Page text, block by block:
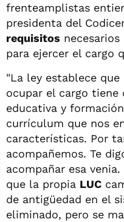
frenteamplistas
presidenta del
requisitos
para ejercer el cargo
"La ley establece que
ocupar el cargo
educativa y
currículum que nos
características. Por
acompañemos. Te
acompañar esa
que la propia LUC
de antigüedad en el
eliminado, pero se